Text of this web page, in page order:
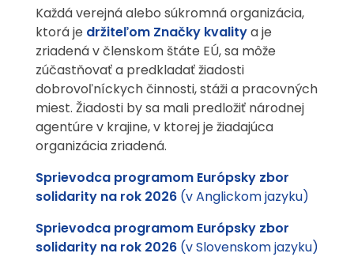
Každá verejná alebo súkromná organizácia,
ktorá je držiteľom Značky kvalitya je
zriadená v členskom štáte EÚ, sa môže
zúčastňovať a predkladať žiadosti
dobrovoľníckych činnosti, stáži a pracovných
miest. Žiadosti by sa mali predložiť národnej
agentúre v krajine, v ktorej je žiadajúca
organizácia zriadená.
Sprievodca programom Európsky zbor
solidarity na rok 2026 (v Anglickom jazyku)
Sprievodca programom Európsky zbor
solidarity na rok 2026 (v Slovenskom jazyku)